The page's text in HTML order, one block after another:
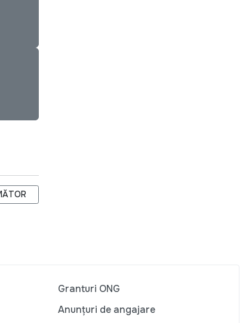
URMĂTOR: A FOST LANSAT PROIECTUL CARE VA
Granturi ONG
Anunțuri de angajare